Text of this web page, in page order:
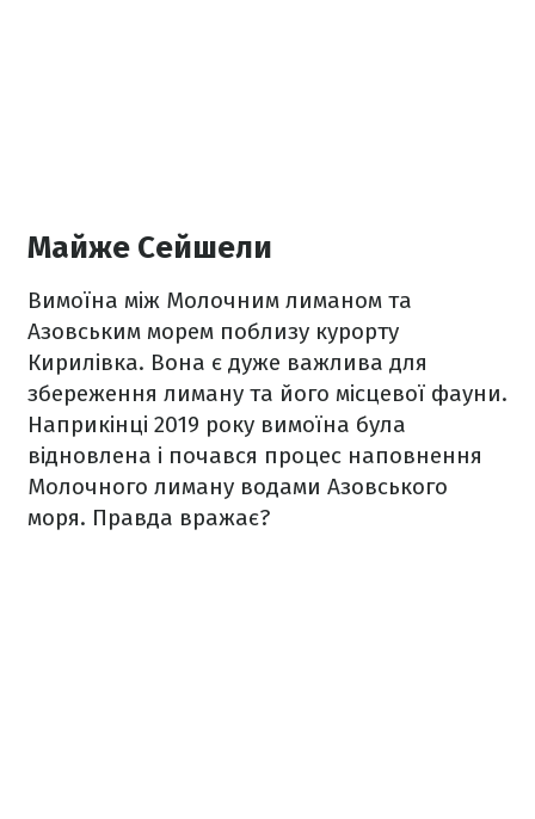
Майже Сейшели
Вимоїна між Молочним лиманом та
Азовським морем поблизу курорту
Кирилівка. Вона є дуже важлива для
збереження лиману та його місцевої фауни.
Наприкінці 2019 року вимоїна була
відновлена і почався процес наповнення
Молочного лиману водами Азовського
моря. Правда вражає?